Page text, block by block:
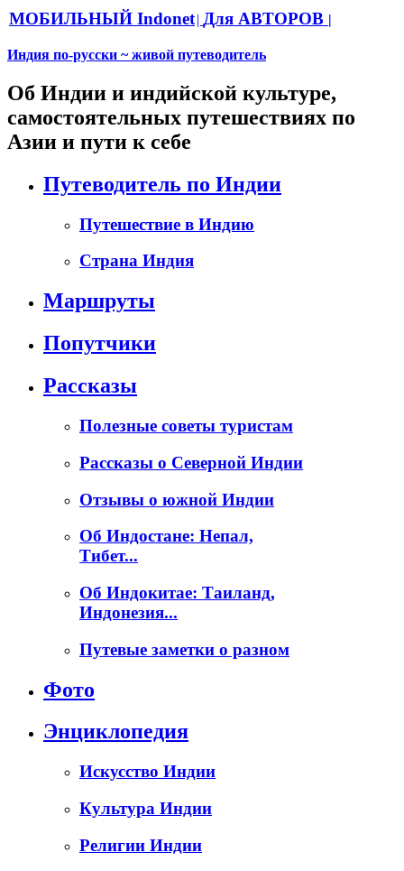
МОБИЛЬНЫЙ Indonet| Для АВТОРОВ |
Индия по-русски ~ живой путеводитель
Об Индии и индийской культуре,
самостоятельных путешествиях по
Азии и пути к себе
Путеводитель по Индии
Путешествие в Индию
Страна Индия
Маршруты
Попутчики
Рассказы
Полезные советы туристам
Рассказы о Северной Индии
Отзывы о южной Индии
Об Индостане: Непал,
Тибет...
Об Индокитае: Таиланд,
Индонезия...
Путевые заметки о разном
Фото
Энциклопедия
Искусство Индии
Культура Индии
Религии Индии